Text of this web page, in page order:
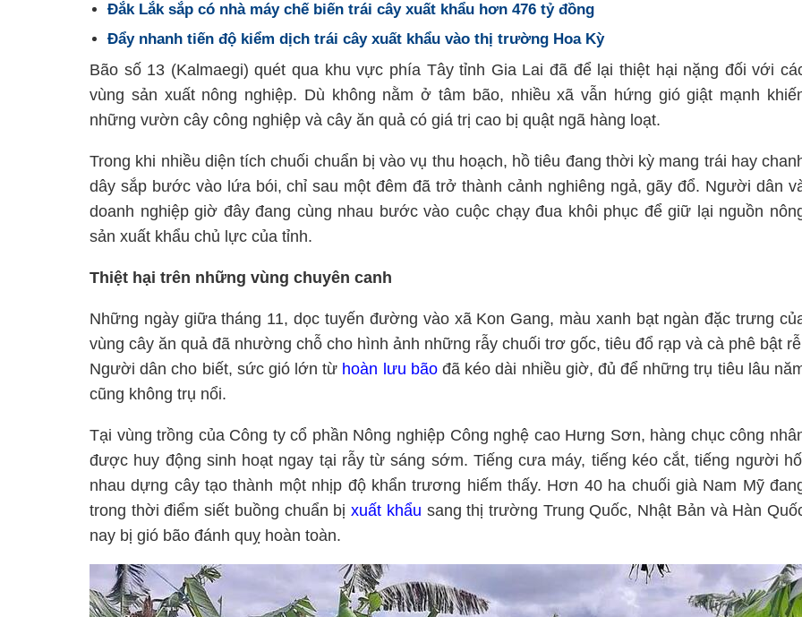
Đắk Lắk sắp có nhà máy chế biến trái cây xuất khẩu hơn 476 tỷ đồng
Đẩy nhanh tiến độ kiểm dịch trái cây xuất khẩu vào thị trường Hoa Kỳ
Bão số 13 (Kalmaegi) quét qua khu vực phía Tây tỉnh Gia Lai đã để lại thiệt hại nặng đối với
vùng sản xuất nông nghiệp. Dù không nằm ở tâm bão, nhiều xã vẫn hứng gió giật mạnh
những vườn cây công nghiệp và cây ăn quả có giá trị cao bị quật ngã hàng loạt.
Trong khi nhiều diện tích chuối chuẩn bị vào vụ thu hoạch, hồ tiêu đang thời kỳ mang trái hay
dây sắp bước vào lứa bói, chỉ sau một đêm đã trở thành cảnh nghiêng ngả, gãy đổ. Người dân
doanh nghiệp giờ đây đang cùng nhau bước vào cuộc chạy đua khôi phục để giữ lại nguồn
sản xuất khẩu chủ lực của tỉnh.
Thiệt hại trên những vùng chuyên canh
Những ngày giữa tháng 11, dọc tuyến đường vào xã Kon Gang, màu xanh bạt ngàn đặc trưng
vùng cây ăn quả đã nhường chỗ cho hình ảnh những rẫy chuối trơ gốc, tiêu đổ rạp và cà phê bật
Người dân cho biết, sức gió lớn từ hoàn lưu bãođã kéo dài nhiều giờ, đủ để những trụ tiêu lâu
cũng không trụ nổi.
Tại vùng trồng của Công ty cổ phần Nông nghiệp Công nghệ cao Hưng Sơn, hàng chục công
được huy động sinh hoạt ngay tại rẫy từ sáng sớm. Tiếng cưa máy, tiếng kéo cắt, tiếng người
nhau dựng cây tạo thành một nhịp độ khẩn trương hiếm thấy. Hơn 40 ha chuối già Nam Mỹ
trong thời điểm siết buồng chuẩn bịxuất khẩu sang thị trường Trung Quốc, Nhật Bản và Hàn
nay bị gió bão đánh quỵ hoàn toàn.